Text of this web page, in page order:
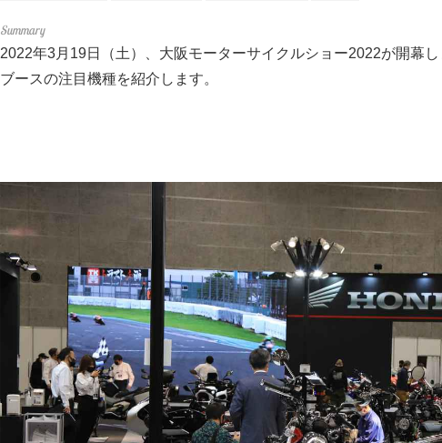
2022年3月19日（土）、大阪モーターサイクルショー2022が開幕
ブースの注目機種を紹介します。